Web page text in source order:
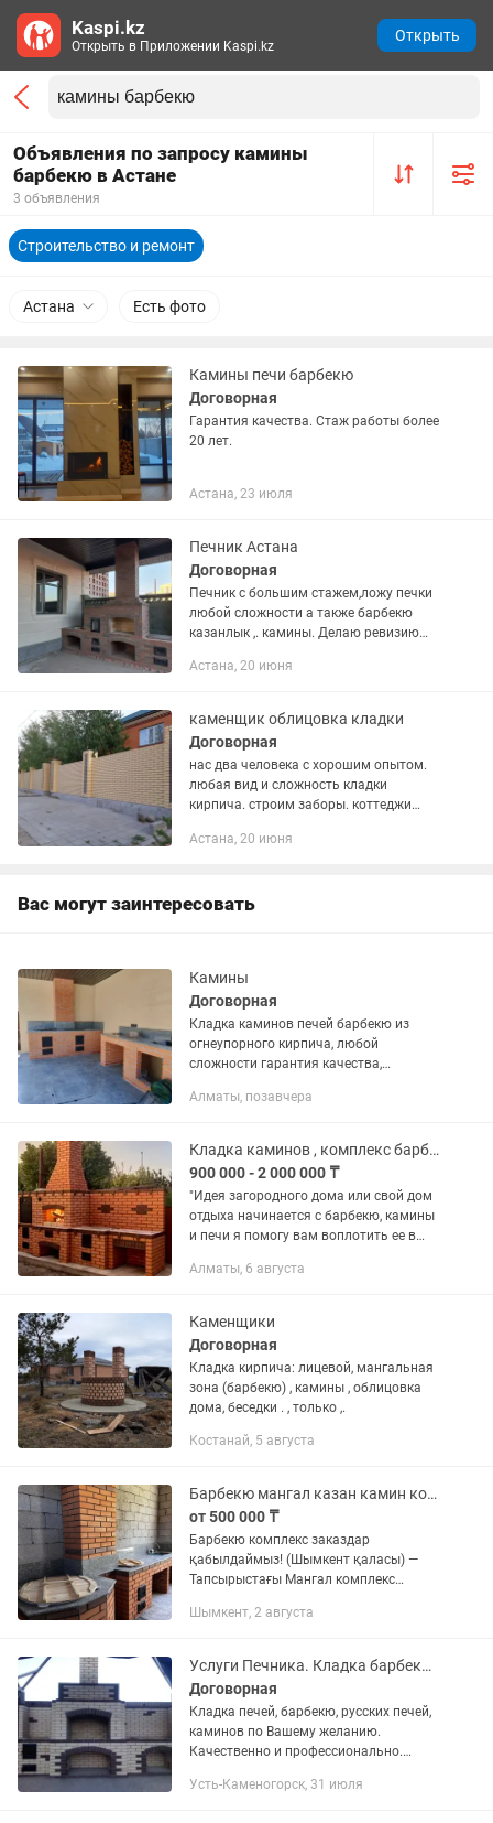
Объявления по запросу камины
барбекю в Астане
3 объявления
Строительство и ремонт
Астана Есть фото
Камины печи барбекю
Договорная
Гарантия качества. Стаж работы более
20 лет.
Астана, 23 июля
Печник Астана
Договорная
Печник с большим стажем,ложу печки
любой сложности а также барбекю
казанлык ,. камины. Делаю ревизию
Астана, 20 июня
каменщик облицовка кладки
Договорная
нас два человека с хорошим опытом.
любая вид и сложность кладки
кирпича. строим заборы. коттеджи
Астана, 20 июня
Вас могут заинтересовать
Камины
Договорная
Кладка каминов печей барбекю из
огнеупорного кирпича, любой
сложности гарантия качества,
коктал тандыр коптильня русская печь
Алматы, позавчера
Кладка каминов , комплекс барбекю и печи!
900 000 - 2 000 000 ₸
"Идея загородного дома или свой дом
отдыха начинается с барбекю, камины
и печи я помогу вам воплотить ее в
многолетним опытом, я строю
под...
Алматы, 6 августа
Каменщики
Договорная
Кладка кирпича: лицевой, мангальная
зона (барбекю) , камины , облицовка
дома, беседки . , только ,.
Костанай, 5 августа
Барбекю мангал казан камин комплекс печь
от 500 000 ₸
Барбекю комплекс заказдар
қабылдаймыз! (Шымкент қаласы) —
Тапсырыстағы Мангал комплекс
кіргендер - Мангал - барбекю - Казан -
Шымкент, 2 августа
Услуги Печника. Кладка барбекю, каминов.
Договорная
Кладка печей, барбекю, русских печей,
каминов по Вашему желанию.
Качественно и профессионально.
занимаюсь кладкой уже более 20 лет.
Усть-Каменогорск, 31 июля
Kaspi.kz
Открыть в Приложении Kaspi.kz
Открыть